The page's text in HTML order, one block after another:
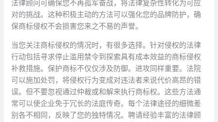
法律顾问可确保您不再孤军奋战，将法律复杂性转化为可应
对的挑战。这种积极主动的方法可以强化您的品牌防护，确
保商标侵权不会损害您来之不易的声誉。
当您关注商标侵权的情况时，有很多选择。针对侵权的法律
行动包括寻求停止滥用禁令到探索具有成本效益的商标侵权
补救措施。保护商标不仅仅涉及防御。进攻同样重要。法院
可以施加处罚，将侵权行为变成对违法者来说代价高昂的错
误。但不要忽视通过仲裁或和解来执行商标权。这些方法通
常可以使企业免于冗长的法庭传奇。每个法律途径的细微差
别各不相同，反映了您的独特情况。聘请经验丰富的法律顾